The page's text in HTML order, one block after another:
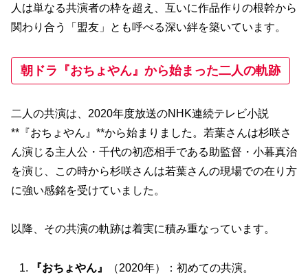
人は単なる共演者の枠を超え、互いに作品作りの根幹から
関わり合う「盟友」とも呼べる深い絆を築いています。
朝ドラ『おちょやん』から始まった二人の軌跡
二人の共演は、2020年度放送のNHK連続テレビ小説
**『おちょやん』**から始まりました。若葉さんは杉咲さ
ん演じる主人公・千代の初恋相手である助監督・小暮真治
を演じ、この時から杉咲さんは若葉さんの現場での在り方
に強い感銘を受けていました。
以降、その共演の軌跡は着実に積み重なっています。
『おちょやん』
（2020年）：初めての共演。